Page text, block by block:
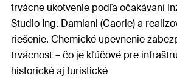
trvácne ukotvenie podľa očakávaní
Studio Ing. Damiani (Caorle) a
riešenie. Chemické upevnenie
trvácnosť – čo je kľúčové pre
historické aj turistické